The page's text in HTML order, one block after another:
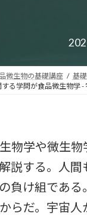
微生物の基礎講座
基
る学問が食品微生物学
物学や微生物
説する。人
負け組であ
らだ。宇宙